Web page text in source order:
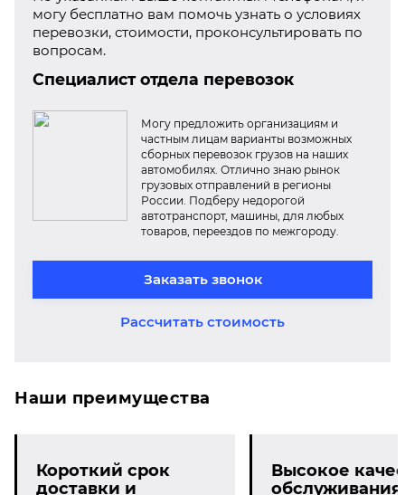
могу бесплатно вам помочь узнать о условиях
перевозки, стоимости, проконсультировать по
вопросам.
Специалист отдела перевозок
Могу предложить организациям и
частным лицам варианты возможных
сборных перевозок грузов на наших
автомобилях. Отлично знаю рынок
грузовых отправлений в регионы
России. Подберу недорогой
автотранспорт, машины, для любых
товаров, переездов по межгороду.
Заказать звонок
Рассчитать стоимость
Наши преимущества
Короткий срок
доставки и
Высокое
обслуживания